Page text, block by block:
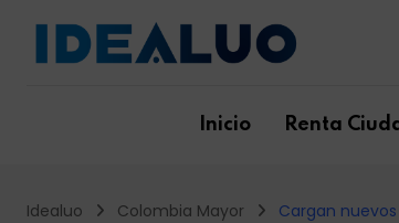
content
Inicio Renta
Idealuo Colombia Mayor Cargan